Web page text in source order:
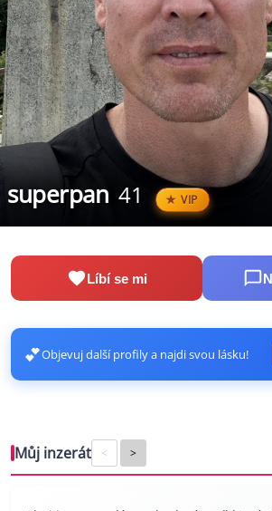
superpan 41 VIP
Líbí se mi
💕Objevuj další profily a najdi svou lásku!
Můj inzerát < >